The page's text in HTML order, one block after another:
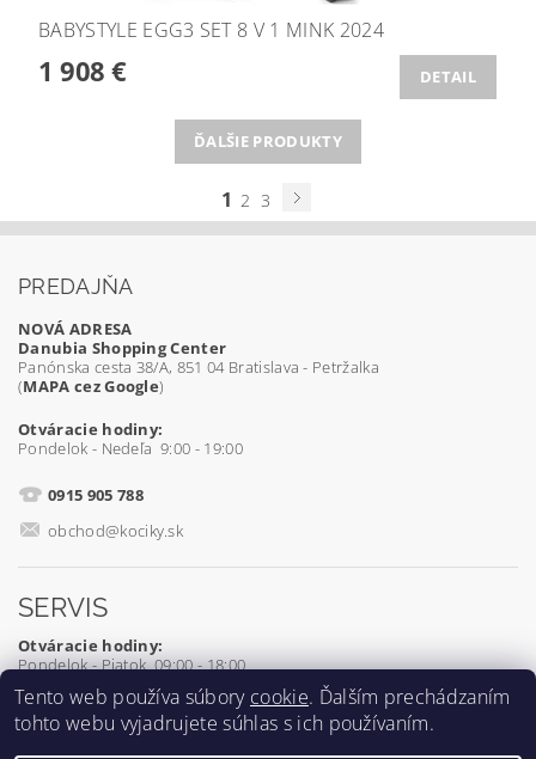
BABYSTYLE EGG3 SET 8 V 1 MINK 2024
1 908 € DETAIL
ĎALŠIE PRODUKTY
1 2 3
PREDAJŇA
NOVÁ ADRESA
Danubia Shopping Center
Panónska cesta 38/A, 851 04 Bratislava - Petržalka
(MAPA cez Google)
Otváracie hodiny:
Pondelok - Nedeľa 9:00 - 19:00
0915 905 788
obchod@kociky.sk
SERVIS
Otváracie hodiny:
Pondelok - Piatok 09:00 - 18:00
0905 539 927
Tento web používa súbory cookie. Ďalším prechádzaním
tohto webu vyjadrujete súhlas s ich používaním.